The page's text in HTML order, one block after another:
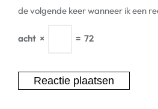
de volgende keer wanneer ik een
acht × = 72